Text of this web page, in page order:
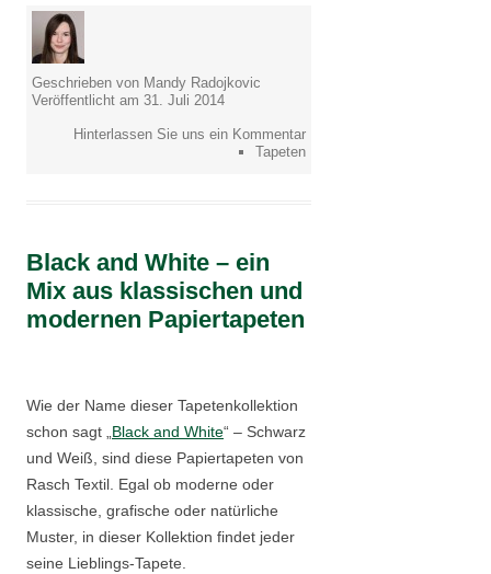
Geschrieben von Mandy Radojkovic
Veröffentlicht am 31. Juli 2014
Hinterlassen Sie uns ein Kommentar
Tapeten
Black and White – ein
Mix aus klassischen und
modernen Papiertapeten
Wie der Name dieser Tapetenkollektion
schon sagt „ Black and White“ – Schwarz
und Weiß, sind diese Papiertapeten von
Rasch Textil. Egal ob moderne oder
klassische, grafische oder natürliche
Muster, in dieser Kollektion findet jeder
seine Lieblings-Tapete.